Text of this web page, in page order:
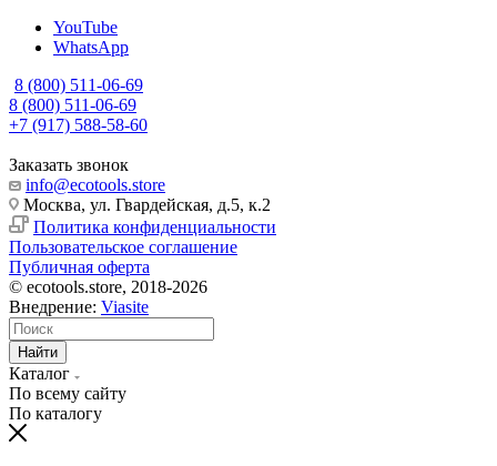
YouTube
WhatsApp
8 (800) 511-06-69
8 (800) 511-06-69
+7 (917) 588-58-60
Заказать звонок
info@ecotools.store
Москва, ул. Гвардейская, д.5, к.2
Политика конфиденциальности
Пользовательское соглашение
Публичная оферта
© ecotools.store, 2018-2026
Внедрение: Viasite
Найти
Каталог
По всему сайту
По каталогу